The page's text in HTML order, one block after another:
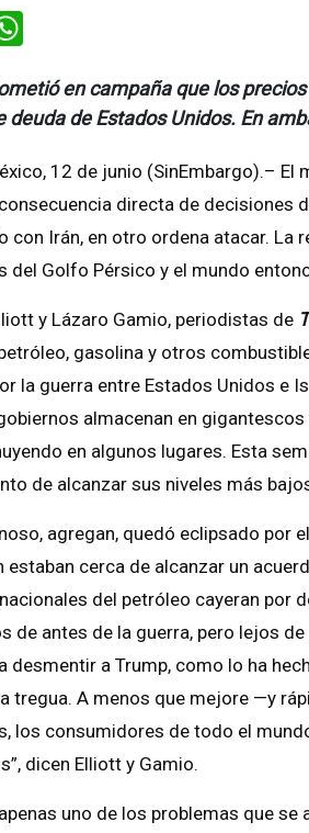
en campaña que los
deuda de Estados Unidos. En
12 de junio (SinEmbargo).–
directa de decisiones
con Irán, en otro ordena atacar. La
del Golfo Pérsico y el mundo
y Lázaro Gamio, periodistas de
gasolina y otros
la guerra entre Estados Unidos e
almacenan en
en algunos lugares. Esta
de alcanzar sus niveles más
agregan, quedó eclipsado por
estaban cerca de alcanzar un
del petróleo cayeran por
de antes de la guerra, pero lejos
desmentir a Trump, como lo ha
tregua. A menos que mejore —y
los consumidores de todo el
dicen Elliott y Gamio.
uno de los problemas que